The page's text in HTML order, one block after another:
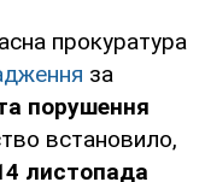
прокуратура
за
порушення
встановило,
листопада